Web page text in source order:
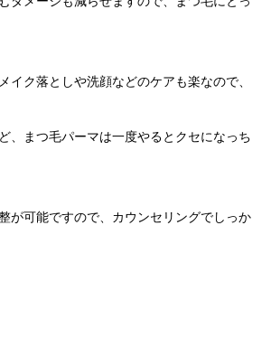
イク落としや洗顔などのケアも楽なので、
、まつ毛パーマは一度やるとクセになっち
が可能ですので、カウンセリングでしっか